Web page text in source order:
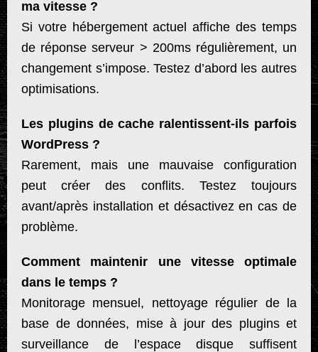
ma vitesse ?
Si votre hébergement actuel affiche des temps
de réponse serveur > 200ms régulièrement, un
changement s’impose. Testez d’abord les autres
optimisations.
Les plugins de cache ralentissent-ils parfois
WordPress ?
Rarement, mais une mauvaise configuration
peut créer des conflits. Testez toujours
avant/après installation et désactivez en cas de
problème.
Comment maintenir une vitesse optimale
dans le temps ?
Monitorage mensuel, nettoyage régulier de la
base de données, mise à jour des plugins et
surveillance de l’espace disque suffisent